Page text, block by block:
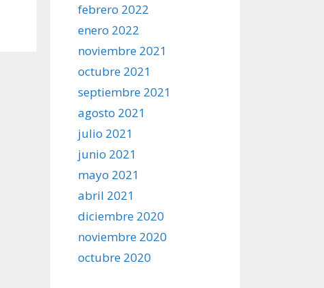
febrero 2022
enero 2022
noviembre 2021
octubre 2021
septiembre 2021
agosto 2021
julio 2021
junio 2021
mayo 2021
abril 2021
diciembre 2020
noviembre 2020
octubre 2020